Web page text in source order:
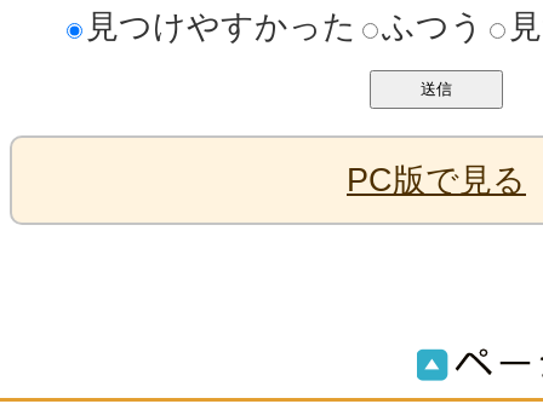
見つけやすかった
ふつう
PC版で見る